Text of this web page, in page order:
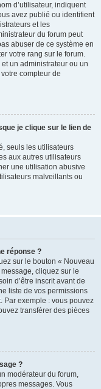
d’utilisateur, indiquent
avez publié ou identifient
et les
du forum peut
abuser de ce système en
votre rang sur le forum.
un administrateur ou un
compteur de
je clique sur le lien de
seuls les utilisateurs
aux autres utilisateurs
une utilisation abusive
malveillants ou
réponse ?
sur le bouton « Nouveau
cliquez sur le
d’être inscrit avant de
liste de vos permissions
Par exemple : vous pouvez
transférer des pièces
?
modérateur du forum,
messages. Vous